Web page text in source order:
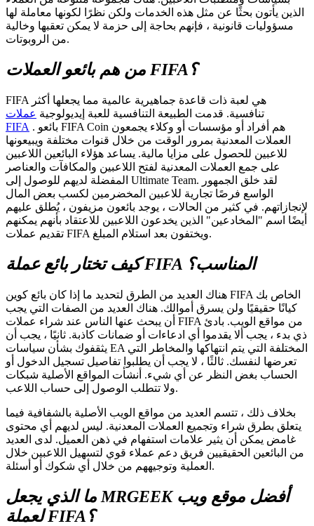
الذين يأتون بحثًا عن مثل هذه الخدمات ولكن نظرًا لكونها معاملة لها
مسؤوليات قانونية ، فإنهم بحاجة إلى حزمة لا يمكن تعقبها وخالية
من الروبوتات.
من هم بائعو العملات FIFA؟
FIFA هي لعبة ذات قاعدة جماهيرية عالمية مما يجعلها أكثر
تنافسية. قدمت الطبيعة التنافسية للعبة إيديولوجية عملات
FIFA . بائعو FIFA Coin هم أفراد أو مؤسسات أو وكلاء يجمعون
العملات المعدنية بمرور الوقت من خلال قنوات مختلفة ويبيعونها
للاعبين للحصول على مزايا مالية. يساعد هؤلاء البائعين اللاعبين
على جمع العملات المعدنية لفتح اللاعبين والمكافآت والعناصر
المفضلة لديهم للوصول إلى Ultimate Team. لقد خلق الجمهور
الواسع فرصًا تجارية للاعبين المخضرمين لكسب بعض المال
لإنجازاتهم. في كثير من الحالات ، يوجد بائعون مزيفون ، يُطلق عليهم
أيضًا اسم "المخادعين" الذين يخدعون اللاعبين للاعتقاد بأنهم يمكنهم
تقديم عملات FIFA ويختفون بعد استلام المبلغ.
كيف تختار بائع عملة FIFA المناسب؟
هناك العديد من الطرق لتحديد ما إذا كان بائع كوين FIFA الخاص بك
كيانًا حقيقيًا ولن يسرق أموالك. هناك العديد من الصفات التي يجب
أن يبحث عنها الناس عند شراء عملات FIFA من مواقع الويب. بادئ
ذي بدء ، يجب ألا يقدموا أي ادعاءات أو ضمانات كاذبة. ثانيًا ، يجب أن
يثقفوك بشأن سياسات EA المختلفة التي يتم انتهاكها والمخاطر التي
تعرضها لنفسك. ثالثًا ، لا يجب أن يطلبوا تفاصيل تسجيل الدخول أو
الحساب بغض النظر عن أي شيء. أنشأت المواقع الأصلية شبكات
ولا تتطلب الوصول إلى حساب اللاعب.
بخلاف ذلك ، تتسم العديد من مواقع الويب الأصلية بالشفافية فيما
يتعلق بطرق شراء وتجميع العملات المعدنية. ليس لديهم أي محتوى
غامض يمكن أن يثير علامات استفهام في ذهن العميل. لدى العديد
من البائعين الحقيقيين فريق دعم عملاء قوي لتسهيل اللاعبين خلال
العملية وتوجيههم من خلال أي شكوك أو أسئلة.
ما الذي يجعل MRGEEK أفضل موقع ويب
لعملة FIFA؟